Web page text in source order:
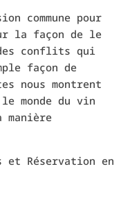
commune pour
la façon de le
conflits qui
façon de
nous montrent
monde du vin
Réservation en